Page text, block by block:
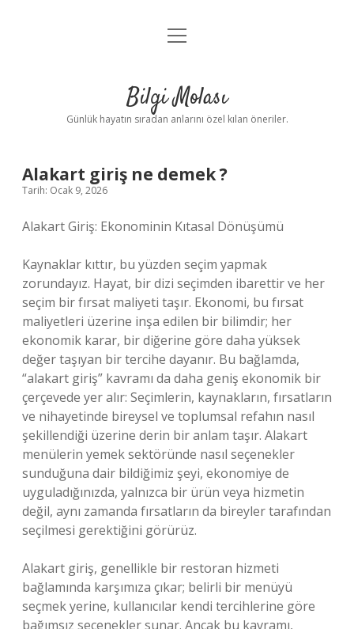
Anasayfa
Yasal Uyarı
menüyü
Bilgi Molası
Günlük hayatın sıradan anlarını özel kılan öneriler.
Alakart giriş ne demek ?
Tarih: Ocak 9, 2026
Alakart Giriş: Ekonominin Kıtasal Dönüşümü
Kaynaklar kıttır, bu yüzden seçim yapmak
zorundayız. Hayat, bir dizi seçimden ibarettir ve her
seçim bir fırsat maliyeti taşır. Ekonomi, bu fırsat
maliyetleri üzerine inşa edilen bir bilimdir; her
ekonomik karar, bir diğerine göre daha yüksek
değer taşıyan bir tercihe dayanır. Bu bağlamda,
“alakart giriş” kavramı da daha geniş ekonomik bir
çerçevede yer alır: Seçimlerin, kaynakların, fırsatların
ve nihayetinde bireysel ve toplumsal refahın nasıl
şekillendiği üzerine derin bir anlam taşır. Alakart
menülerin yemek sektöründe nasıl seçenekler
sunduğuna dair bildiğimiz şeyi, ekonomiye de
uyguladığınızda, yalnızca bir ürün veya hizmetin
değil, aynı zamanda fırsatların da bireyler tarafından
seçilmesi gerektiğini görürüz.
Alakart giriş, genellikle bir restoran hizmeti
bağlamında karşımıza çıkar; belirli bir menüyü
seçmek yerine, kullanıcılar kendi tercihlerine göre
bağımsız seçenekler sunar. Ancak bu kavramı,